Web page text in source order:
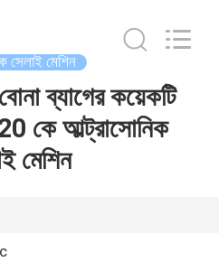
সেলাই মেশিন
ব্যাগের কয়েকটি
কে আল্ট্রাসোনিক
মেশিন